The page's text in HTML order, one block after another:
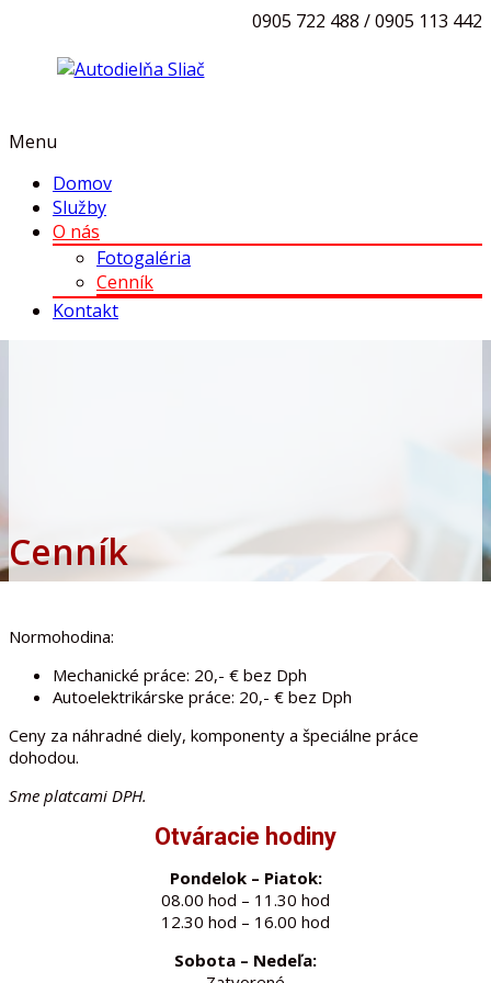
0905 722 488 / 0905 113 442
Menu
Domov
Služby
O nás
Fotogaléria
Cenník
Kontakt
Cenník
Normohodina:
Mechanické práce: 20,- € bez Dph
Autoelektrikárske práce: 20,- € bez Dph
Ceny za náhradné diely, komponenty a špeciálne práce
dohodou.
Sme platcami DPH.
Otváracie hodiny
Pondelok – Piatok:
08.00 hod – 11.30 hod
12.30 hod – 16.00 hod
Sobota – Nedeľa: